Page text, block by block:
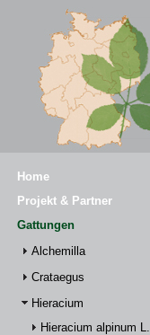
Home
Projekt & Partner
Gattungen
Alchemilla
Crataegus
Hieracium
Hieracium alpinum L.